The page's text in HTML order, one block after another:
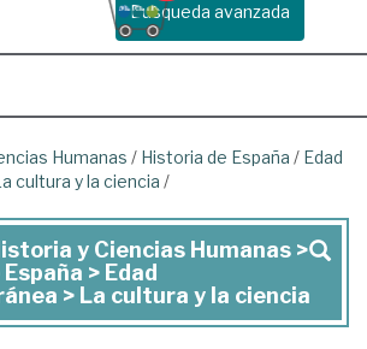
Busqueda avanzada
Humanas / Historia de España / Edad
cultura y la ciencia /
y Ciencias Humanas >
> Edad
> La cultura y la ciencia